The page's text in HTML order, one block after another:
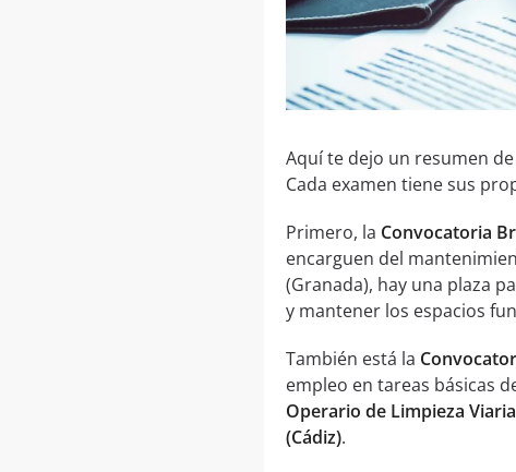
Aquí te dejo un resumen
Cada examen tiene sus
Primero, la Convocatoria
encarguen del
(Granada), hay una plaza
y mantener los espacios
También está la
empleo en tareas básicas
Operario de Limpieza
(Cádiz).